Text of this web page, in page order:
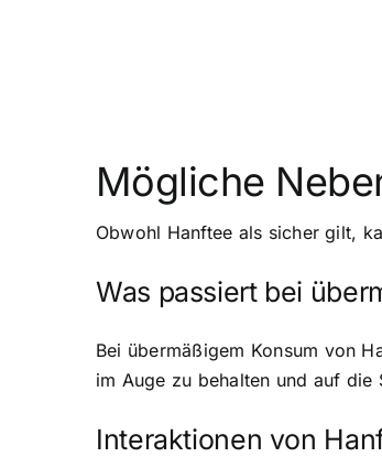
Mögliche
Obwohl Hanftee als sicher gilt,
Was passiert bei
Bei übermäßigem Konsum von
im Auge zu behalten und auf die
Interaktionen von